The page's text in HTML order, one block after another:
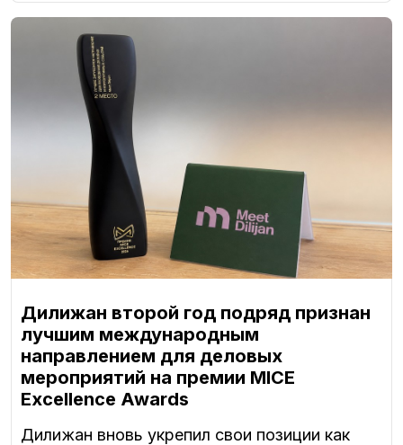
Дилижан второй год подряд признан
лучшим международным
направлением для деловых
мероприятий на премии MICE
Excellence Awards
Дилижан вновь укрепил свои позиции как